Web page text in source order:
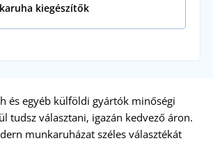
kiegészítők
és egyéb külföldi gyártók minőségi
tudsz választani, igazán kedvező áron.
munkaruházat széles választékát